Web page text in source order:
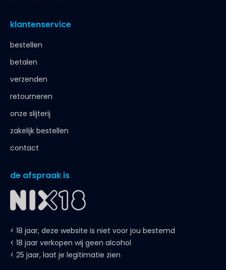
klantenservice
bestellen
betalen
verzenden
retourneren
onze slijterij
zakelijk bestellen
contact
de afspraak is
< 18 jaar, deze website is niet voor jou bestemd
< 18 jaar verkopen wij geen alcohol
< 25 jaar, laat je legitimatie zien